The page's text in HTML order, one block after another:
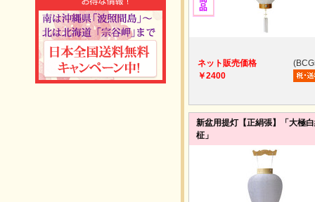
ネット販売価格
￥2400
新盆用提灯【正絹張】「大極
柾」